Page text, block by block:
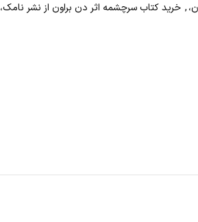
, خرید کتاب سرچشمه اثر دن براون از نشر نامک،